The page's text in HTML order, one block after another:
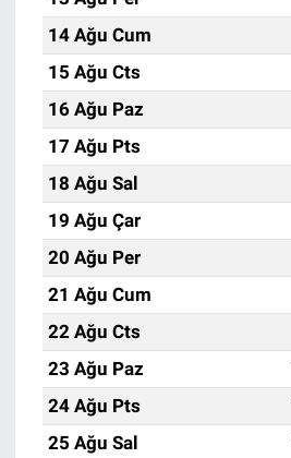
14 Ağu Cum
15 Ağu Cts
16 Ağu Paz
17 Ağu Pts
18 Ağu Sal
19 Ağu Çar
20 Ağu Per
21 Ağu Cum
22 Ağu Cts
23 Ağu Paz
24 Ağu Pts
25 Ağu Sal